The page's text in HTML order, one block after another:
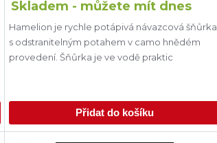
Skladem - můžete mít dnes
Hamelion je rychle potápivá návazcová šňůrka
s odstranitelným potahem v camo hnědém
provedení. Šňůrka je ve vodě praktic
Přidat do košíku